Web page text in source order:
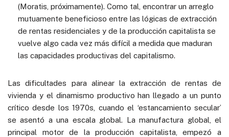
(Moratis, próximamente). Como tal, encontrar un arreglo
mutuamente beneficioso entre las lógicas de extracción
de rentas residenciales y de la producción capitalista se
vuelve algo cada vez más difícil a medida que maduran
las capacidades productivas del capitalismo.
Las dificultades para alinear la extracción de rentas de
vivienda y el dinamismo productivo han llegado a un punto
crítico desde los 1970s, cuando el ‘estancamiento secular’
se asentó a una escala global. La manufactura global, el
principal motor de la producción capitalista, empezó a